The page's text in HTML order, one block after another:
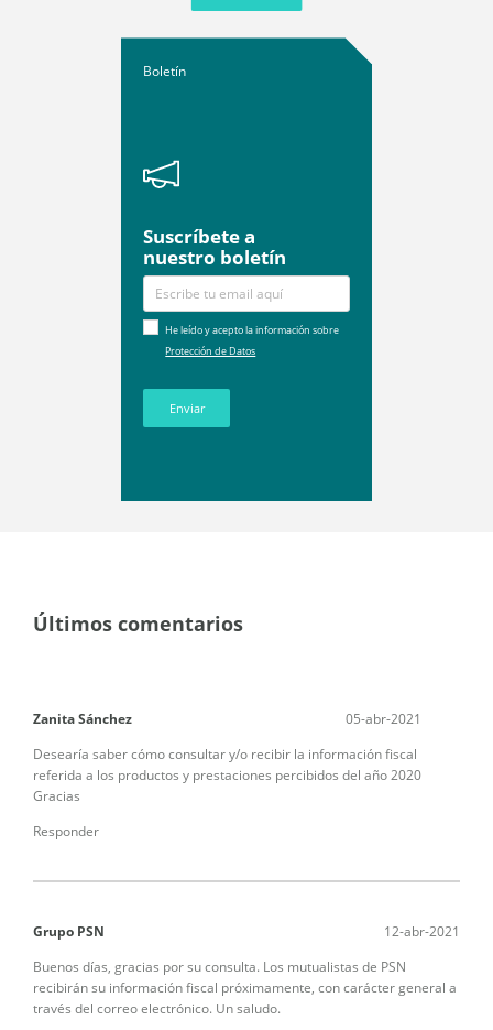
Boletín
Suscríbete a
nuestro boletín
He leído y acepto la información sobre
Protección de Datos
Enviar
Últimos comentarios
Zanita Sánchez 05-abr-2021
Desearía saber cómo consultar y/o recibir la información fiscal
referida a los productos y prestaciones percibidos del año 2020
Gracias
Responder
Grupo PSN 12-abr-2021
Buenos días, gracias por su consulta. Los mutualistas de PSN
recibirán su información fiscal próximamente, con carácter general a
través del correo electrónico. Un saludo.